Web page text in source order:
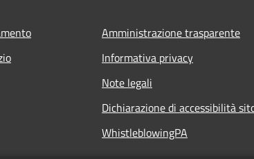
Amministrazione trasparente
Informativa privacy
Note legali
Dichiarazione di accessibilità
WhistleblowingPA